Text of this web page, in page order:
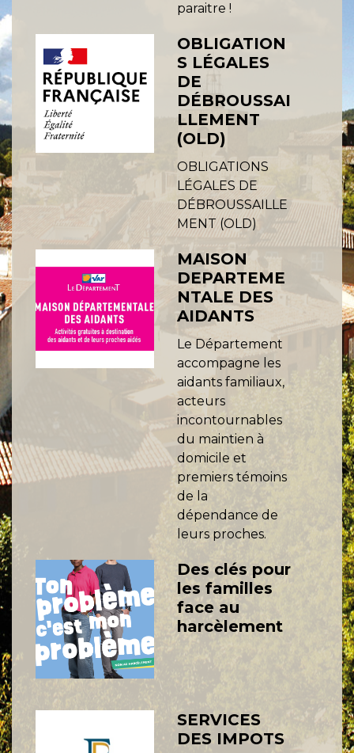
paraitre !
OBLIGATION
S LÉGALES
DE
DÉBROUSSAI
LLEMENT
(OLD)
OBLIGATIONS
LÉGALES DE
DÉBROUSSAILLE
MENT (OLD)
MAISON
DEPARTEME
NTALE DES
AIDANTS
Le Département
accompagne les
aidants familiaux,
acteurs
incontournables
du maintien à
domicile et
premiers témoins
de la
dépendance de
leurs proches.
Des clés pour
les familles
face au
harcèlement
SERVICES
DES IMPOTS